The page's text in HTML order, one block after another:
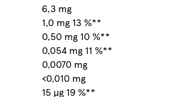
6,3 mg
1,0 mg 13 %**
0,50 mg 10 %**
0,054 mg 11 %**
0,0070 mg
<0,010 mg
15 µg 19 %**